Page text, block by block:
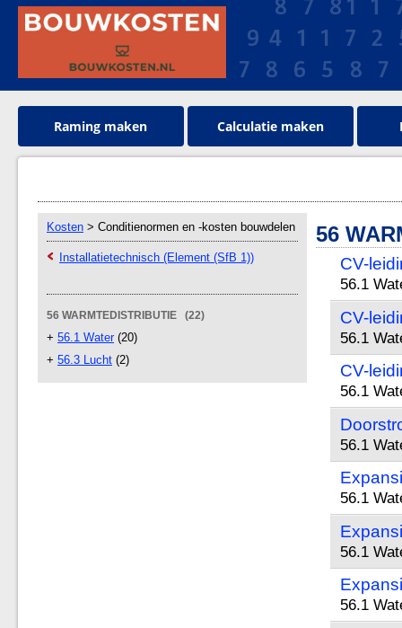
Raming maken Calculatie maken
Kosten > Conditienormen en -kosten bouwdelen
Installatietechnisch (Element (SfB 1))
56 WARMTEDISTRIBUTIE (22)
+ 56.1 Water(20)
+ 56.3 Lucht (2)
56
CV-
56.1
CV-
56.1
CV-
56.1
56.1
56.1
56.1
56.1